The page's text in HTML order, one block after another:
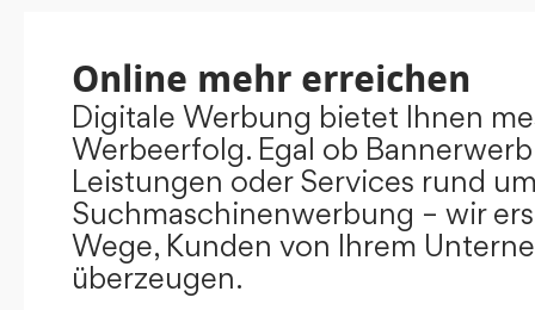
Online mehr erreichen
Digitale Werbung bietet Ihnen
Werbeerfolg. Egal ob
Leistungen oder Services rund
Suchmaschinenwerbung – wir
Wege, Kunden von Ihrem
überzeugen.